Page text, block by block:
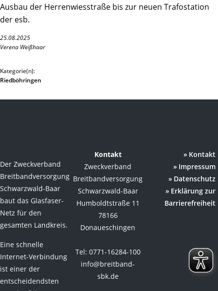
Ausbau der Herrenwiesstraße bis zur neuen Trafostation
der esb.
25.08.2025
Verena Weißhaar
Kategorie(n):
Riedböhringen
Der Zweckverband
Breitbandversorgung
Schwarzwald-Baar
baut das Glasfaser-
Netz für den
gesamten Landkreis.
Eine schnelle
Internet-Verbindung
ist einer der
entscheidendsten
Kontakt
Zweckverband
Breitbandversorgung
Schwarzwald-Baar
Humboldtstraße 11
78166
Donaueschingen
Tel: 0771-16284-100
info@breitband-
sbk.de
Kontakt
Impressum
Datenschutz
Erklärung zur
Barrierefreiheit